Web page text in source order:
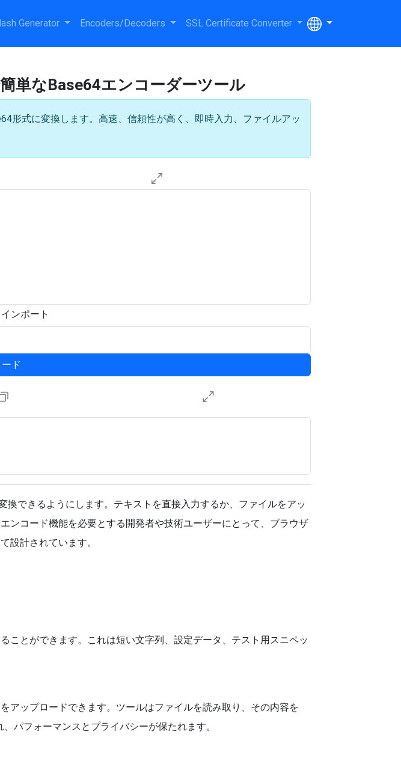
Generator Encoders/Decoders SSL Certificate Converter
単なBase64エンコーダーツール
形式に変換します。高速、信頼性が高く、即時入力、ファイルアッ
ンポート
ド
できるようにします。テキストを直接入力するか、ファイルをアッ
ンコード機能を必要とする開発者や技術ユーザーにとって、ブラウザ
設計されています。
ことができます。これは短い文字列、設定データ、テスト用スニペッ
アップロードできます。ツールはファイルを読み取り、その内容を
パフォーマンスとプライバシーが保たれます。